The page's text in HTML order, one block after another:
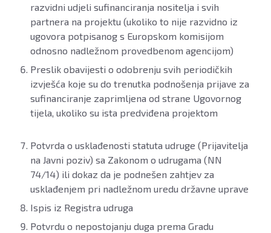
razvidni udjeli sufinanciranja nositelja i svih
partnera na projektu (ukoliko to nije razvidno iz
ugovora potpisanog s Europskom komisijom
odnosno nadležnom provedbenom agencijom)
Preslik obavijesti o odobrenju svih periodičkih
izvješća koje su do trenutka podnošenja prijave za
sufinanciranje zaprimljena od strane Ugovornog
tijela, ukoliko su ista predviđena projektom
Potvrda o usklađenosti statuta udruge (Prijavitelja
na Javni poziv) sa Zakonom o udrugama (NN
74/14) ili dokaz da je podnešen zahtjev za
usklađenjem pri nadležnom uredu državne uprave
Ispis iz Registra udruga
Potvrdu o nepostojanju duga prema Gradu